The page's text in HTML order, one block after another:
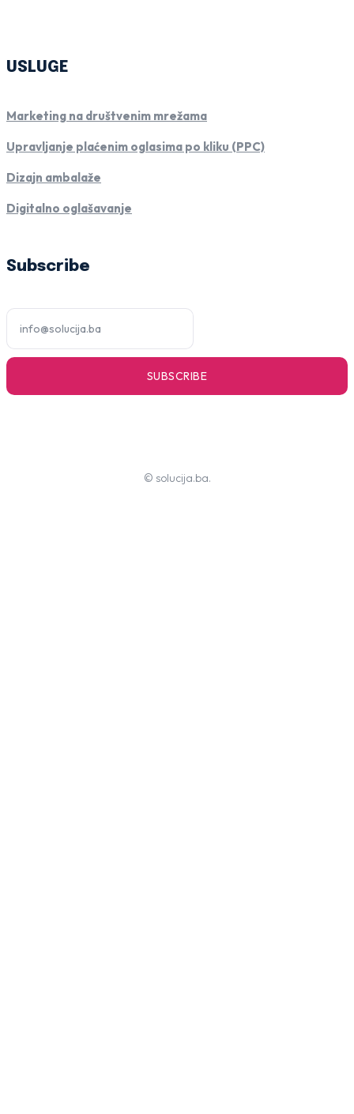
USLUGE
Marketing na društvenim mrežama
Upravljanje plaćenim oglasima po kliku (PPC)
Dizajn ambalaže
Digitalno oglašavanje
Subscribe
SUBSCRIBE
© solucija.ba.